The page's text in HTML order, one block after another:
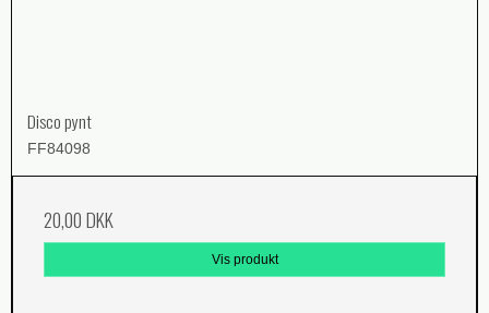
Disco pynt
FF84098
20,00 DKK
Vis produkt